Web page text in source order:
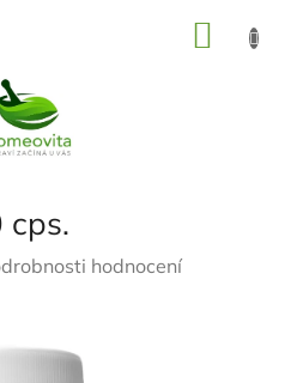
cps.
hodnocení